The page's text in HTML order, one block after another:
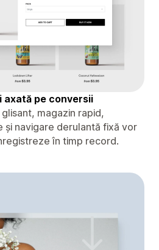
axată pe conversii
magazin rapid,
și navigare derulantă fixă ​​vor
în timp record.